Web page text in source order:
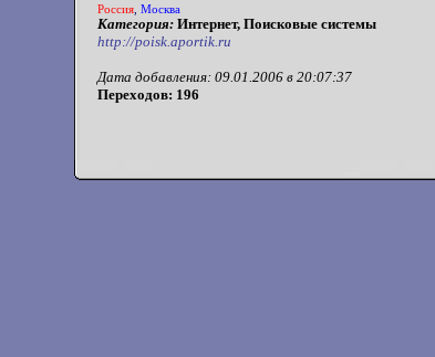
Россия Москва
Категория: Интернет, Поисковые системы
http://poisk.aportik.ru
Дата добавления: 09.01.2006 в 20:07:37
Переходов: 196